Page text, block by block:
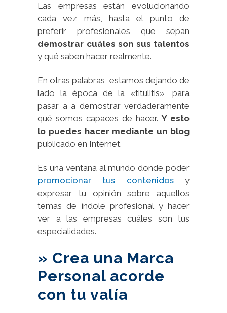
Las empresas están evolucionando
cada vez más, hasta el punto de
preferir profesionales que sepan
demostrar cuáles son sus talentos
y qué saben hacer realmente.
En otras palabras, estamos dejando de
lado la época de la «titulitis», para
pasar a a demostrar verdaderamente
qué somos capaces de hacer.Y esto
lo puedes hacer mediante un blog
publicado en Internet.
Es una ventana al mundo donde poder
promocionar tus contenidosy
expresar tu opinión sobre aquellos
temas de índole profesional y hacer
ver a las empresas cuáles son tus
especialidades.
» Crea una Marca
Personal acorde
con tu valía